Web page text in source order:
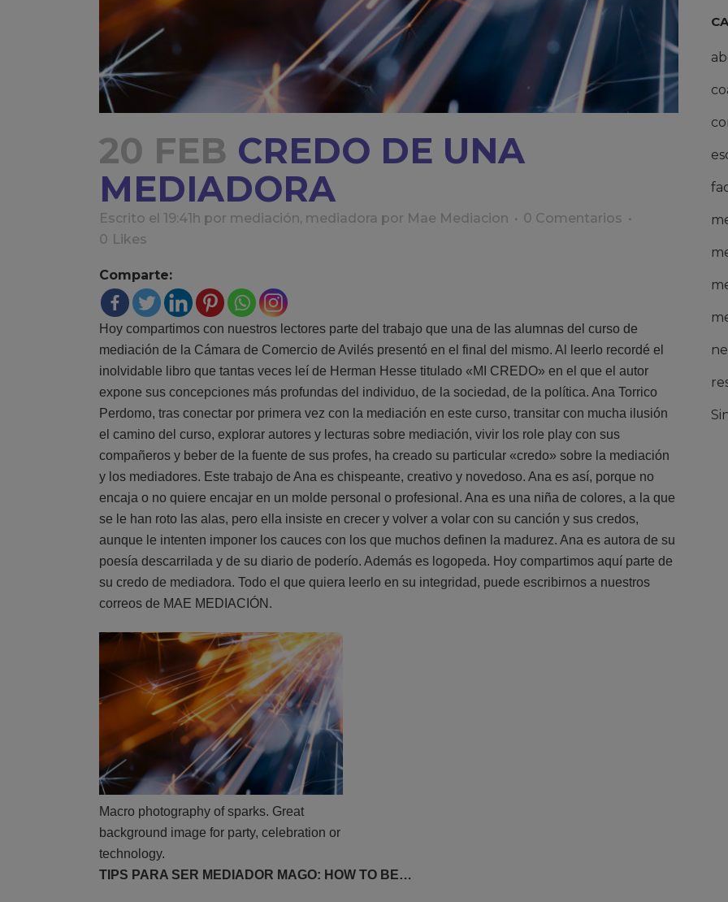
20 FEB CREDO DE UNA
MEDIADORA
Escrito el 19:41h por mediación, mediadora por Mae Mediacion
0 Comentarios
0 Likes
Comparte:
Hoy compartimos con nuestros lectores parte del trabajo que una de las alumnas del curso de
mediación de la Cámara de Comercio de Avilés presentó en el final del mismo. Al leerlo recordé el
inolvidable libro que tantas veces leí de Herman Hesse titulado «MI CREDO» en el que el autor
expone sus concepciones más profundas del individuo, de la sociedad, de la política. Ana Torrico
Perdomo, tras conectar por primera vez con la mediación en este curso, transitar con mucha ilusión
el camino del curso, explorar autores y lecturas sobre mediación, vivir los role play con sus
compañeros y beber de la fuente de sus profes, ha creado su particular «credo» sobre la mediación
y los mediadores. Este trabajo de Ana es chispeante, creativo y novedoso. Ana es así, porque no
encaja o no quiere encajar en un molde personal o profesional. Ana es una niña de colores, a la que
se le han roto las alas, pero ella insiste en crecer y volver a volar con su canción y sus credos,
aunque le intenten imponer los cauces con los que muchos definen la madurez. Ana es autora de su
poesía descarrilada y de su diario de poderío. Además es logopeda. Hoy compartimos aquí parte de
su credo de mediadora. Todo el que quiera leerlo en su integridad, puede escribirnos a nuestros
correos de MAE MEDIACIÓN.
Macro photography of sparks. Great
background image for party, celebration or
technology.
TIPS PARA SER MEDIADOR MAGO: HOW TO BE…